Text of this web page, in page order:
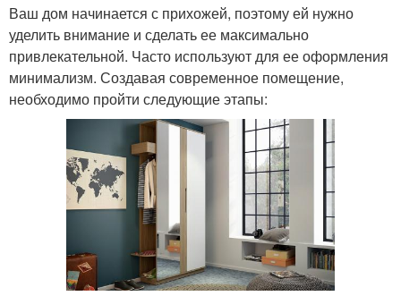
Ваш дом начинается с прихожей, поэтому ей нужно
уделить внимание и сделать ее максимально
привлекательной. Часто используют для ее оформления
минимализм. Создавая современное помещение,
необходимо пройти следующие этапы: